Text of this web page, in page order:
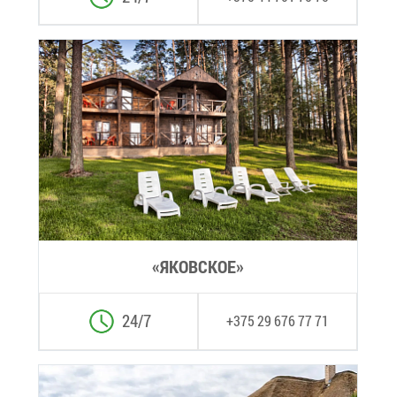
«ЯКОВ­СКОЕ»
+375 29 676 77 71
24/7